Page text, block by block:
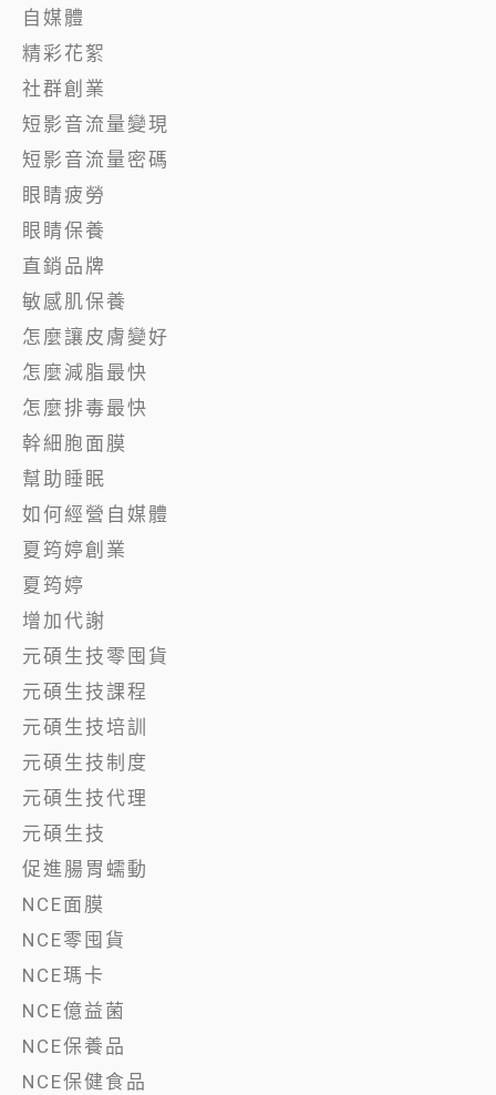
自媒體
精彩花絮
社群創業
短影音流量變現
短影音流量密碼
眼睛疲勞
眼睛保養
直銷品牌
敏感肌保養
怎麼讓皮膚變好
怎麼減脂最快
怎麼排毒最快
幹細胞面膜
幫助睡眠
如何經營自媒體
夏筠婷創業
夏筠婷
增加代謝
元碩生技零囤貨
元碩生技課程
元碩生技培訓
元碩生技制度
元碩生技代理
元碩生技
促進腸胃蠕動
NCE面膜
NCE零囤貨
NCE瑪卡
NCE億益菌
NCE保養品
NCE保健食品